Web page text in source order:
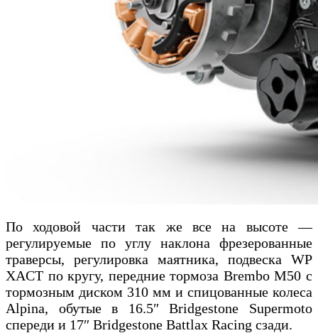
По ходовой части так же все на высоте —
регулируемые по углу наклона фрезерованные
траверсы, регулировка маятника, подвеска WP
XACT по кругу, передние тормоза Brembo M50 с
тормозным диском 310 мм и спицованные колеса
Alpina, обутые в 16.5″ Bridgestone Supermoto
спереди и 17″ Bridgestone Battlax Racing сзади.